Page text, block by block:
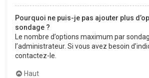
Pourquoi ne puis-je pas ajouter plus
sondage ?
Le nombre d’options maximum par
l’administrateur. Si vous avez besoin
contactez-le.
Haut